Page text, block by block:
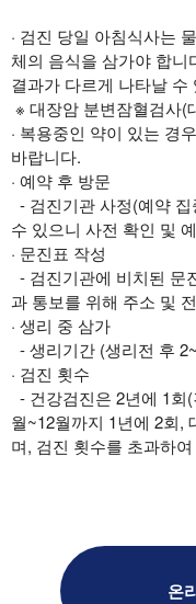
· 검진 당일 아침식사는
체의 음식을 삼가야 합
결과가 다르게 나타날 수
※ 대장암 분변잠혈검사(
· 복용중인 약이 있는 경
바랍니다.
· 예약 후 방문
- 검진기관 사정(예약
수 있으니 사전 확인 및
· 문진표 작성
- 검진기관에 비치된 문
과 통보를 위해 주소 및
· 생리 중 삼가
- 생리기간 (생리전 후
· 검진 횟수
- 건강검진은 2년에 1회
월~12월까지 1년에 2회,
며, 검진 횟수를 초과하
온